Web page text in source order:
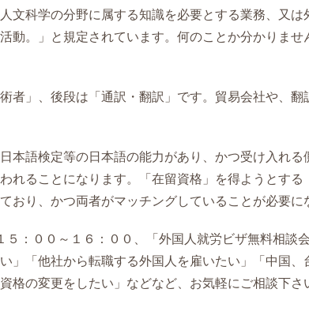
文科学の分野に属する知識を必要とする業務、又
動。」と規定されています。何のことか分かりま
者」、後段は「通訳・翻訳」です。貿易会社や、翻
本語検定等の日本語の能力があり、かつ受け入れ
れることになります。「在留資格」を得ようとす
おり、かつ両者がマッチングしていることが必要に
：００～１６：００、「外国人就労ビザ無料相談
」「他社から転職する外国人を雇いたい」「中国
格の変更をしたい」などなど、お気軽にご相談下さ